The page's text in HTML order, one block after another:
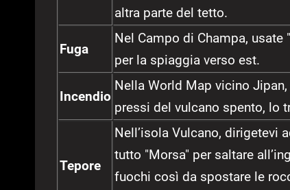
altra parte del tetto.
Fuga
Nel Campo di Champa,
per la spiaggia verso est.
Incendio
Nella World Map vicino
pressi del vulcano spento, lo
Tepore
Nell’isola Vulcano, dirigetevi
tutto "Morsa" per saltare
fuochi così da spostare le